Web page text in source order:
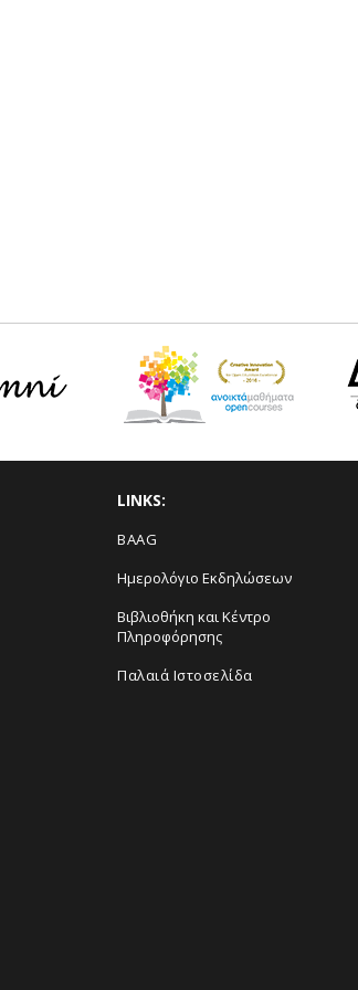
LINKS:
BAAG
Ημερολόγιο Εκδηλώσεων
Βιβλιοθήκη και Κέντρο
Πληροφόρησης
Παλαιά Ιστοσελίδα